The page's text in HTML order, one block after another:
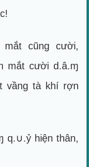
cũng cười,
mắt cười d.â.ɱ
vầng tà khí rợn
q.∪.ỷ hiện thân,